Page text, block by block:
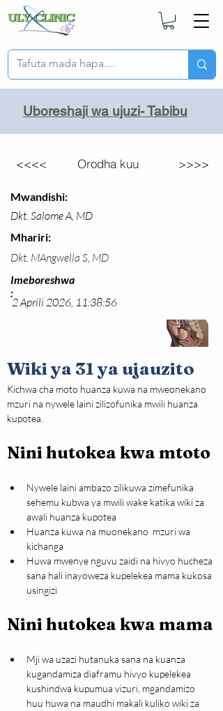
Uboreshaji wa ujuzi- Tabibu
<<<< Orodha kuu >>>>
Mwandishi:
Dkt. Salome A, MD
Mhariri:
Dkt. MAngwella S, MD
2 Aprili 2026, 11:38:56
Wiki ya 31 ya ujauzito
Imeboreshwa
:
Kichwa cha moto huanza kuwa na mweonekano
mzuri na nywele laini zilizofunika mwili huanza
kupotea.
Nini hutokea kwa mtoto
Nywele laini ambazo zilikuwa zimefunika
sehemu kubwa ya mwili wake katika wiki za
awali huanza kupotea
Huanza kuwa na muonekano  mzuri wa
kichanga
Huwa mwenye nguvu zaidi na hivyo hucheza
sana hali inayoweza kupelekea mama kukosa
usingizi
Nini hutokea kwa mama
Mji wa uzazi hutanuka sana na kuanza
kugandamiza diaframu hivyo kupelekea
kushindwa kupumua vizuri, mgandamizo
huu huwa na maudhi makali kuliko wiki za